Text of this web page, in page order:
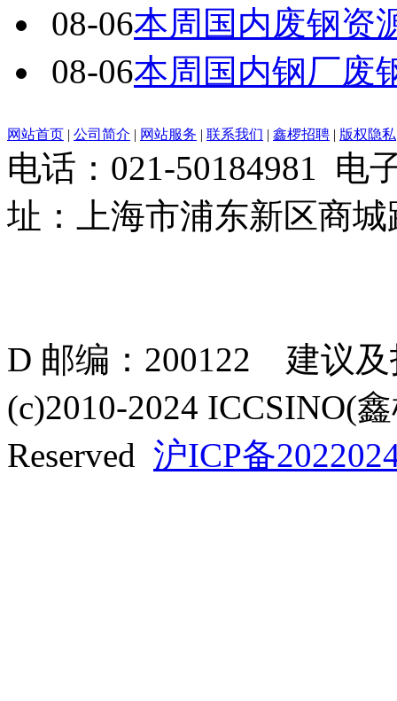
08-06本周国内废钢资
08-06本周国内钢厂废
网站首页 | 公司简介 | 网站服务 | 联系我们 | 鑫椤招聘 | 版权隐私
电话：021-50184981 电
址：上海市浦东新区商
D 邮编：200122 建议
(c)2010-2024 ICCSINO(
Reserved 沪ICP备